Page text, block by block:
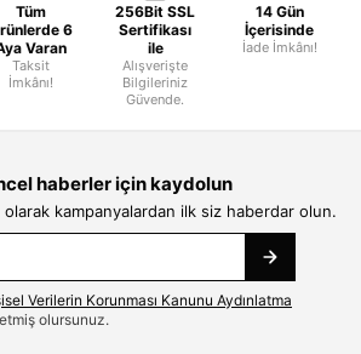
Tüm
6
Varan
Taksit
İmkânı!
256Bit SSL
Sertifikası
ile
Alışverişte
Bilgileriniz
Güvende.
14 Gün
İçerisinde
İade İmkânı!
haberler için kaydolun
kampanyalardan ilk siz haberdar olun.
Verilerin Korunması Kanunu Aydınlatma
olursunuz.